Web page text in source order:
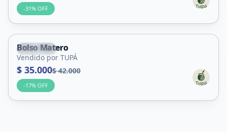
-31% OFF
Capital
Bolso Matero
Vendido por TUPÁ
$ 35.000$ 42.000
-17% OFF